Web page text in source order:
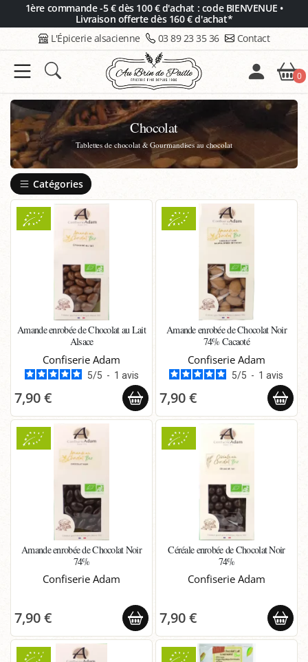
1ère commande -5 € dès 100 € d'achat : code BIENVENUE •
Livraison offerte dès 160 € d'achat*
L'Épicerie alsacienne 03 89 23 35 36 Contact
0
Chocolat
Tablettes de chocolat & Gourmandises au chocolat
Catégories
Amande enrobée de Chocolat au Lait
Alsace
Confiserie Adam
5/5 - 1 avis
7,90 €
Amande enrobée de Chocolat Noir
74% Cacaoté
Confiserie Adam
5/5 - 1avis
7,90 €
Amande enrobée de Chocolat Noir
74%
Confiserie Adam
7,90 €
Céréale enrobée de Chocolat Noir
74%
Confiserie Adam
7,90 €
Panneau de gestion des cookies